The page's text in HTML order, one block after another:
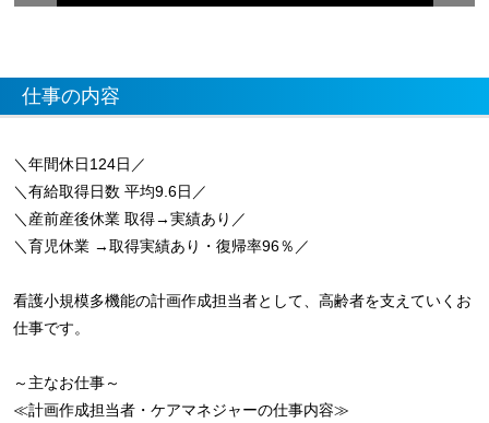
仕事の内容
＼年間休日124日／
＼有給取得日数 平均9.6日／
＼産前産後休業 取得→実績あり／
＼育児休業 →取得実績あり・復帰率96％／
看護小規模多機能の計画作成担当者として、高齢者を支えていくお
仕事です。
～主なお仕事～
≪計画作成担当者・ケアマネジャーの仕事内容≫